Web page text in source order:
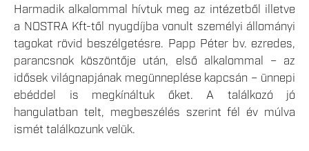
Harmadik alkalommal hívtuk meg az intézetből illetve
a NOSTRA Kft-től nyugdíjba vonult személyi állományi
tagokat rövid beszélgetésre. Papp Péter bv. ezredes,
parancsnok köszöntője után, első alkalommal – az
idősek világnapjának megünneplése kapcsán – ünnepi
ebéddel is megkínáltuk őket. A találkozó jó
hangulatban telt, megbeszélés szerint fél év múlva
ismét találkozunk velük.